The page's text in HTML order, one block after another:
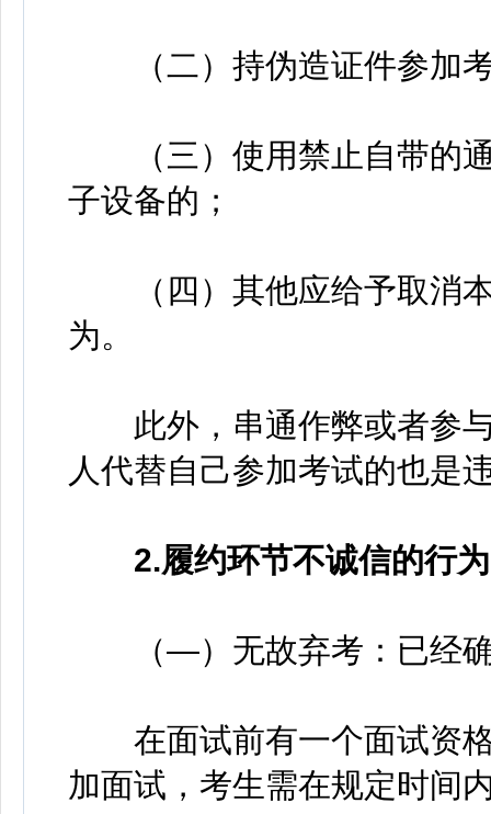
（二）持伪造证件参加
（三）使用禁止自带的通
子设备的；
（四）其他应给予取消本
为。
此外，串通作弊或者参与
人代替自己参加考试的也是
2.履约环节不诚信的行为
（—）无故弃考：已经确
在面试前有一个面试资格
加面试，考生需在规定时间